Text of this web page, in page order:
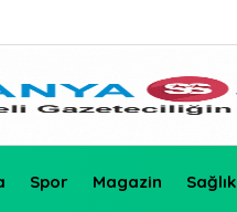
Spor Magazin Sağlık